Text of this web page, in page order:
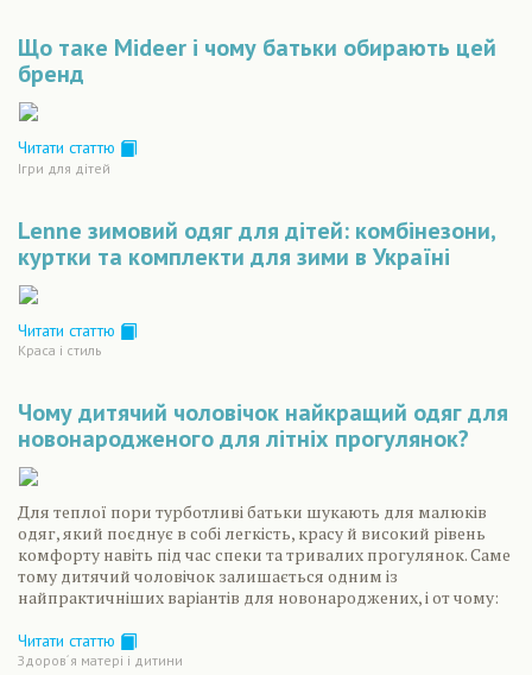
Що таке Mideer і чому батьки обирають цей
бренд
Читати статтю
Ігри для дітей
Lenne зимовий одяг для дітей: комбінезони,
куртки та комплекти для зими в Україні
Читати статтю
Краса і стиль
Чому дитячий чоловічок найкращий одяг для
новонародженого для літніх прогулянок?
Для теплої пори турботливі батьки шукають для малюків
одяг, який поєднує в собі легкість, красу й високий рівень
комфорту навіть під час спеки та тривалих прогулянок. Саме
тому дитячий чоловічок залишається одним із
найпрактичніших варіантів для новонароджених, і от чому:
Читати статтю
Здоров´я матері і дитини